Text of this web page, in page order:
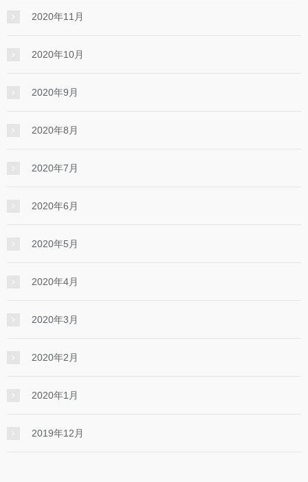
2020年11月
2020年10月
2020年9月
2020年8月
2020年7月
2020年6月
2020年5月
2020年4月
2020年3月
2020年2月
2020年1月
2019年12月